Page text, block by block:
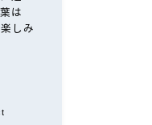
は
しみ